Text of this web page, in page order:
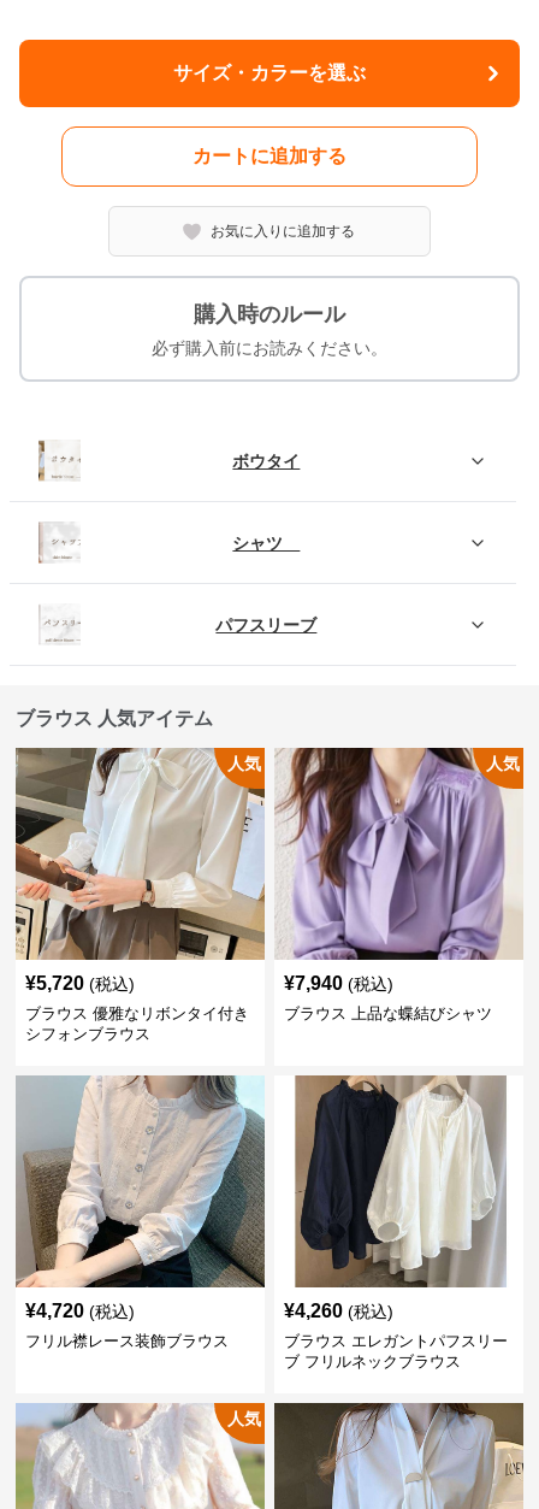
サイズ・カラーを選ぶ
カートに追加する
お気に入りに追加する
購入時のルール
必ず購入前にお読みください。
ボウタイ
シャツ
パフスリーブ
ブラウス 人気アイテム
人気
¥5,720 (税込)
ブラウス 優雅なリボンタイ付き
シフォンブラウス
人気
¥7,940 (税込)
ブラウス 上品な蝶結びシャツ
¥4,720 (税込)
フリル襟レース装飾ブラウス
¥4,260 (税込)
ブラウス エレガントパフスリー
ブ フリルネックブラウス
人気